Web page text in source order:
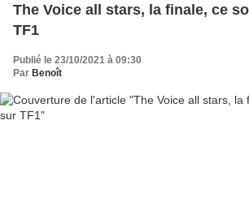
The Voice all stars, la finale, ce
TF1
Publié le 23/10/2021 à 09:30
Par Benoît